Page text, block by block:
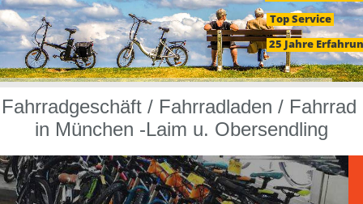
City
eBike
Lastenrad
Fahrradgeschäft/ Fahrradladen / Fahrrad
in München -Laim u. Obersendling